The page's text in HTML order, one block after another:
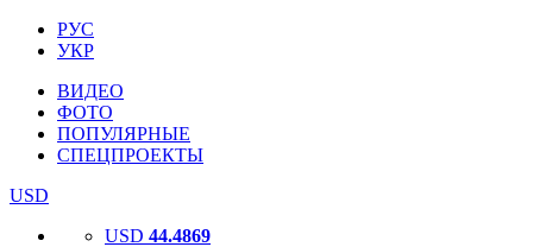
РУС
УКР
ВИДЕО
ФОТО
ПОПУЛЯРНЫЕ
СПЕЦПРОЕКТЫ
USD
USD 44.4869